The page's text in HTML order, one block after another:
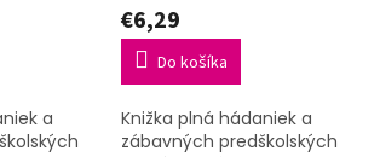
a
€6,29
Do košíka
Knižka plná hádaniek a
zábavných predškolských